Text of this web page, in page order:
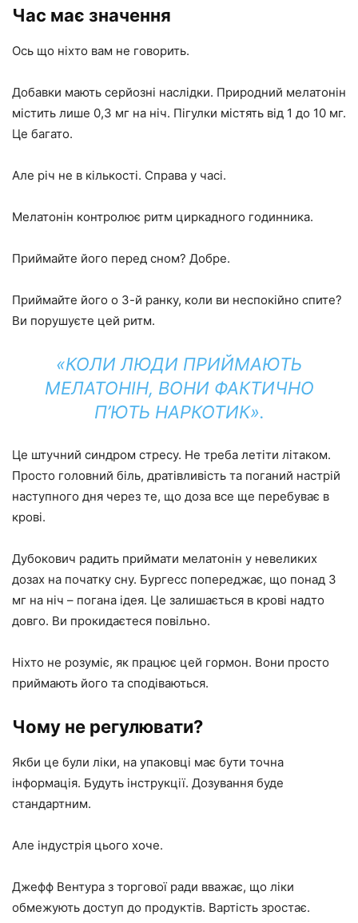
Час має значення
Ось що ніхто вам не говорить.
Добавки мають серйозні наслідки. Природний мелатонін
містить лише 0,3 мг на ніч. Пігулки містять від 1 до 10 мг.
Це багато.
Але річ не в кількості. Справа у часі.
Мелатонін контролює ритм циркадного годинника.
Приймайте його перед сном? Добре.
Приймайте його о 3-й ранку, коли ви неспокійно спите?
Ви порушуєте цей ритм.
«КОЛИ ЛЮДИ ПРИЙМАЮТЬ
МЕЛАТОНІН, ВОНИ ФАКТИЧНО
П’ЮТЬ НАРКОТИК».
Це штучний синдром стресу. Не треба летіти літаком.
Просто головний біль, дратівливість та поганий настрій
наступного дня через те, що доза все ще перебуває в
крові.
Дубокович радить приймати мелатонін у невеликих
дозах на початку сну. Бургесс попереджає, що понад 3
мг на ніч – погана ідея. Це залишається в крові надто
довго. Ви прокидаєтеся повільно.
Ніхто не розуміє, як працює цей гормон. Вони просто
приймають його та сподіваються.
Чому не регулювати?
Якби це були ліки, на упаковці має бути точна
інформація. Будуть інструкції. Дозування буде
стандартним.
Але індустрія цього хоче.
Джефф Вентура з торгової ради вважає, що ліки
обмежують доступ до продуктів. Вартість зростає.